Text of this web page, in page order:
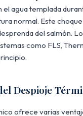
agua templada
normal. Este
del salmón.
como FLS,
Despioje
ofrece varias